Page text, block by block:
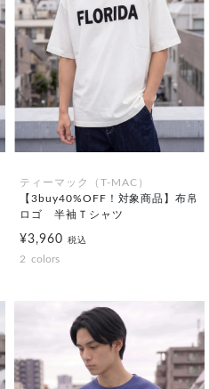
ティーマック（T-MAC）
【3buy40%OFF！対象商品】布帛
ロゴ 半袖Ｔシャツ
¥3,960 税込
2 colors